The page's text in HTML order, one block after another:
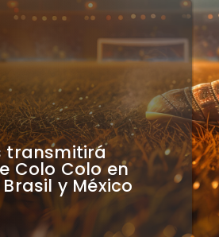
compara a
Real Madrid de